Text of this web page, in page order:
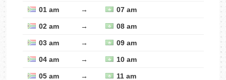
01 am → 07 am
02 am → 08 am
03 am → 09 am
04 am → 10 am
05 am → 11 am